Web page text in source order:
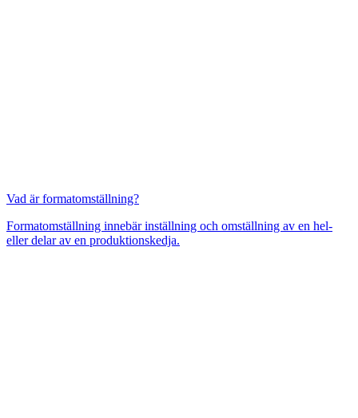
Vad är formatomställning?
Formatomställning innebär inställning och omställning av en hel-
eller delar av en produktionskedja.